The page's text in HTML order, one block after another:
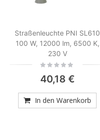
Straßenleuchte PNI SL610
100 W, 12000 lm, 6500 K,
230 V
Rating:
40,18 €
In den Warenkorb